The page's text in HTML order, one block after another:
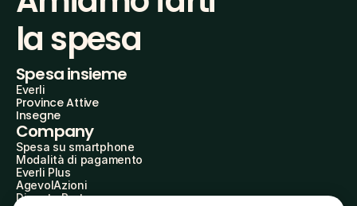
la spesa
Spesa insieme
Everli
Province Attive
Insegne
Company
Spesa su smartphone
Modalità di pagamento
Everli Plus
AgevolAzioni
Diventa Partner